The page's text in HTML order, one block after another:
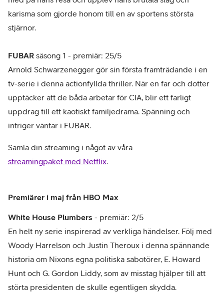
karisma som gjorde honom till en av sportens största
stjärnor.
FUBAR säsong 1 - premiär: 25/5
Arnold Schwarzenegger gör sin första framträdande i en
tv-serie i denna actionfyllda thriller. När en far och dotter
upptäcker att de båda arbetar för CIA, blir ett farligt
uppdrag till ett kaotiskt familjedrama. Spänning och
intriger väntar i FUBAR.
Samla din streaming i något av våra
streamingpaket med Netflix
Premiärer i maj från HBO Max
White House Plumbers - premiär: 2/5
En helt ny serie inspirerad av verkliga händelser. Följ med
Woody Harrelson och Justin Theroux i denna spännande
historia om Nixons egna politiska sabotörer, E. Howard
Hunt och G. Gordon Liddy, som av misstag hjälper till att
störta presidenten de skulle egentligen skydda.